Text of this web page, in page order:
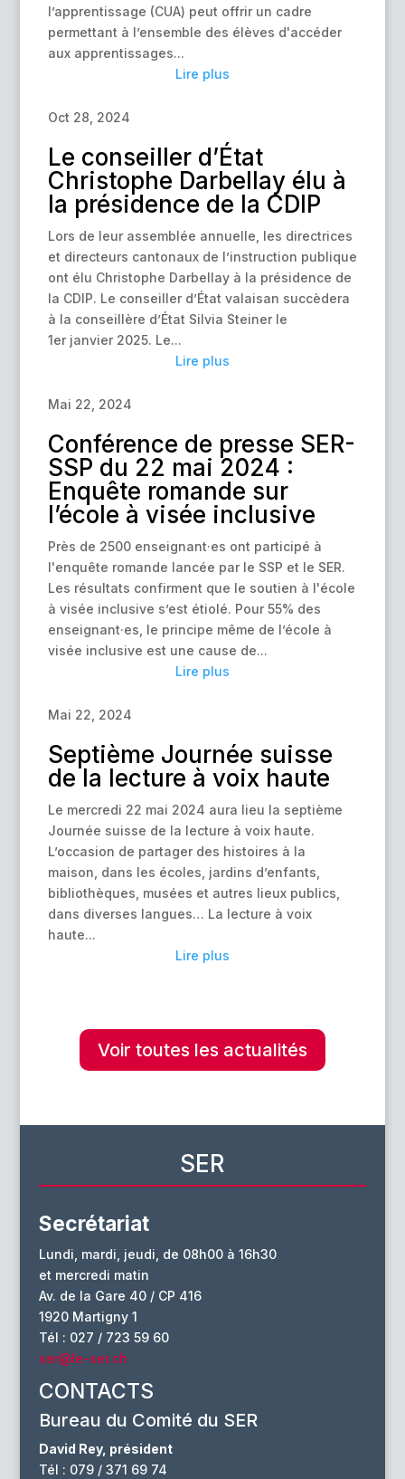
l’apprentissage (CUA) peut offrir un cadre
permettant à l’ensemble des élèves d'accéder
aux apprentissages...
Lire plus
Oct 28, 2024
Le conseiller d’État
Christophe Darbellay élu à
la présidence de la CDIP
Lors de leur assemblée annuelle, les directrices
et directeurs cantonaux de l’instruction publique
ont élu Christophe Darbellay à la présidence de
la CDIP. Le conseiller d’État valaisan succèdera
à la conseillère d’État Silvia Steiner le
1er janvier 2025. Le...
Lire plus
Mai 22, 2024
Conférence de presse SER-
SSP du 22 mai 2024 :
Enquête romande sur
l’école à visée inclusive
Près de 2500 enseignant·es ont participé à
l'enquête romande lancée par le SSP et le SER.
Les résultats confirment que le soutien à l'école
à visée inclusive s’est étiolé. Pour 55% des
enseignant·es, le principe même de l’école à
visée inclusive est une cause de...
Lire plus
Mai 22, 2024
Septième Journée suisse
de la lecture à voix haute
Le mercredi 22 mai 2024 aura lieu la septième
Journée suisse de la lecture à voix haute.
L’occasion de partager des histoires à la
maison, dans les écoles, jardins d’enfants,
bibliothèques, musées et autres lieux publics,
dans diverses langues… La lecture à voix
haute...
Lire plus
Voir toutes les actualités
SER
Secrétariat
Lundi, mardi, jeudi, de 08h00 à 16h30
et mercredi matin
Av. de la Gare 40 / CP 416
1920 Martigny 1
Tél : 027 / 723 59 60
ser@le-ser.ch
CONTACTS
Bureau du Comité du SER
David Rey, président
Tél : 079 / 371 69 74